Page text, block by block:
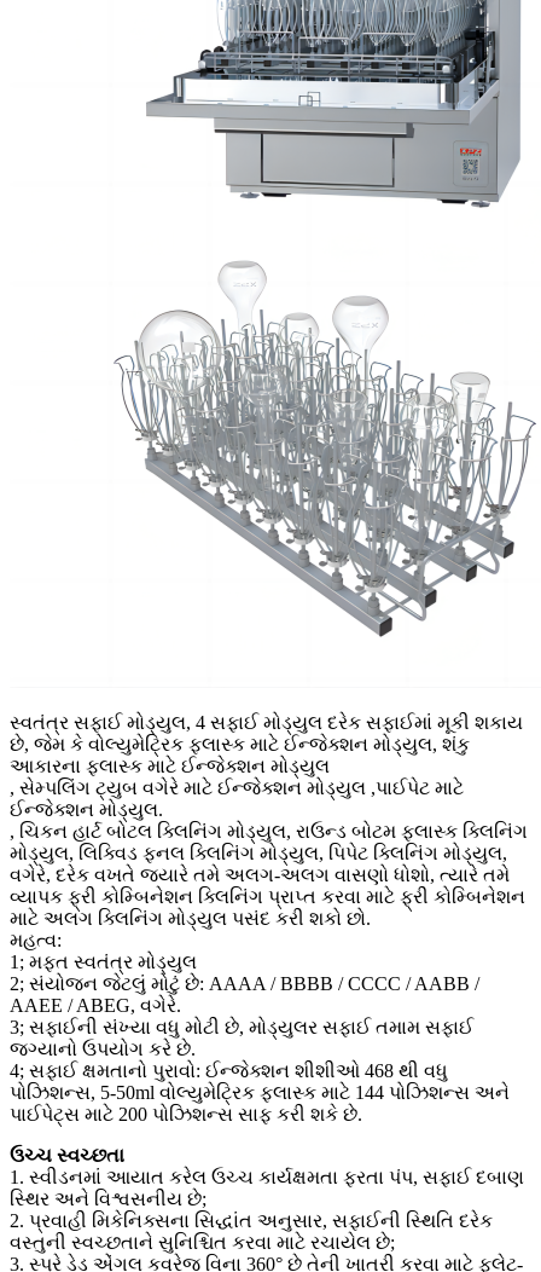
સ્વતંત્ર સફાઈ મોડ્યુલ, 4 સફાઈ મોડ્યુલ દરેક સફાઈમાં મૂકી શકાય
છે, જેમ કે વોલ્યુમેટ્રિક ફ્લાસ્ક માટે ઈન્જેક્શન મોડ્યુલ, શંકુ
આકારના ફ્લાસ્ક માટે ઈન્જેક્શન મોડ્યુલ
, સેમ્પલિંગ ટ્યુબ વગેરે માટે ઈન્જેક્શન મોડ્યુલ ,પાઈપેટ માટે
ઈન્જેક્શન મોડ્યુલ.
, ચિકન હાર્ટ બોટલ ક્લિનિંગ મોડ્યુલ, રાઉન્ડ બોટમ ફ્લાસ્ક ક્લિનિંગ
મોડ્યુલ, લિક્વિડ ફનલ ક્લિનિંગ મોડ્યુલ, પિપેટ ક્લિનિંગ મોડ્યુલ,
વગેરે, દરેક વખતે જ્યારે તમે અલગ-અલગ વાસણો ધોશો, ત્યારે તમે
વ્યાપક ફ્રી કોમ્બિનેશન ક્લિનિંગ પ્રાપ્ત કરવા માટે ફ્રી કોમ્બિનેશન
માટે અલગ ક્લિનિંગ મોડ્યુલ પસંદ કરી શકો છો.
મહત્વ:
1; મફત સ્વતંત્ર મોડ્યુલ
2; સંયોજન જેટલું મોટું છે: AAAA / BBBB / CCCC / AABB /
AAEE / ABEG, વગેરે.
3; સફાઈની સંખ્યા વધુ મોટી છે, મોડ્યુલર સફાઈ તમામ સફાઈ
જગ્યાનો ઉપયોગ કરે છે.
4; સફાઈ ક્ષમતાનો પુરાવો: ઈન્જેક્શન શીશીઓ 468 થી વધુ
પોઝિશન્સ, 5-50ml વોલ્યુમેટ્રિક ફ્લાસ્ક માટે 144 પોઝિશન્સ અને
પાઈપેટ્સ માટે 200 પોઝિશન્સ સાફ કરી શકે છે.
ઉચ્ચ સ્વચ્છતા
1. સ્વીડનમાં આયાત કરેલ ઉચ્ચ કાર્યક્ષમતા ફરતા પંપ, સફાઈ દબાણ
સ્થિર અને વિશ્વસનીય છે;
2. પ્રવાહી મિકેનિક્સના સિદ્ધાંત અનુસાર, સફાઈની સ્થિતિ દરેક
વસ્તુની સ્વચ્છતાને સુનિશ્ચિત કરવા માટે રચાયેલ છે;
3. સ્પ્રે ડેડ એંગલ કવરેજ વિના 360° છે તેની ખાતરી કરવા માટે ફ્લેટ-